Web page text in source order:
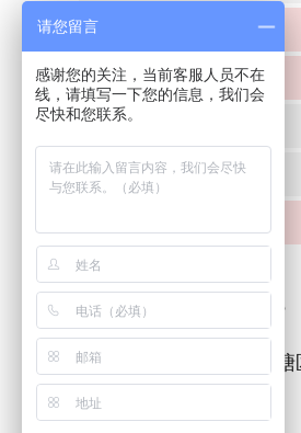
内外墙乳胶漆
硅藻泥
- 手工印花 -
联系我们
商务客服：15777136225
联系地址：南宁市西乡塘
街道办石西工业区6队
请您留言
感谢您的关注，当前客服人员不在
线，请填写一下您的信息，我们会
尽快和您联系。